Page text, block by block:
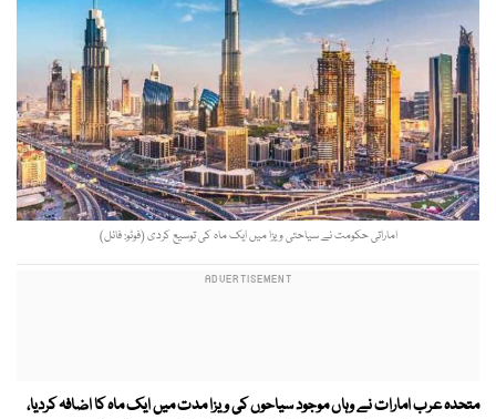
اماراتی حکومت نے سیاحتی ویزا میں ایک ماہ کی توسیع کردی (فوٹو: فائل)
متحدہ عرب امارات نے وہاں موجود سیاحوں کی ویزا مدت میں ایک ماہ کا اضافہ کردیا،